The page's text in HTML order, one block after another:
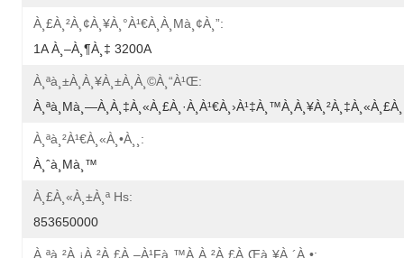
À¸£à¸²à¸¢à¸¥à¸°à¹€à¸­à¸µà¸¢à¸”:
1A À¸–À¸¶à¸‡ 3200A
À¸ªà¸±à¸à¸¥à¸±à¸à¸©à¸“à¹Œ:
À¸ªà¸²à¹€à¸«à¸•à¸¸:
À¸ˆà¸µà¸™
À¸£à¸«à¸±à¸ª Hs:
853650000
À¸ªà¸²à¸¡à¸²à¸£à¸–À¹ƒà¸™à¸à¸²à¸£à¸œà¸¥à¸´à¸•: